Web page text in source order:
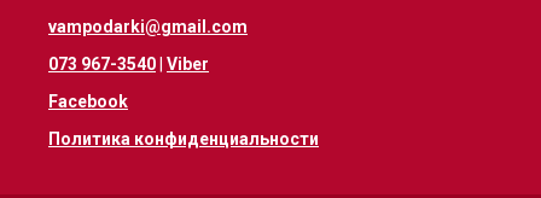
vampodarki@gmail.com
073 967-3540 Viber
Facebook
Политика конфиденциальности